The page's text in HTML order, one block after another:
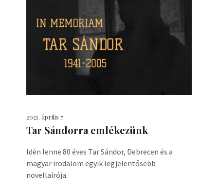
2021. április 7.
Tar Sándorra emlékezünk
Idén lenne 80 éves Tar Sándor, Debrecen és a
magyar irodalom egyik legjelentősebb
novellaírója.